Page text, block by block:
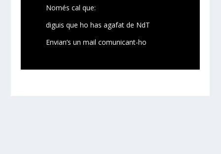
Només cal que:
diguis que ho has agafat de NdT
Envian’s un mail comunicant-ho